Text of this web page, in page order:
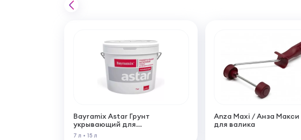
Bayramix Astar Грунт
укрывающий для
выравнивания цвета
7 л • 15 л
Anza Maxi / Анза Макси
для валика